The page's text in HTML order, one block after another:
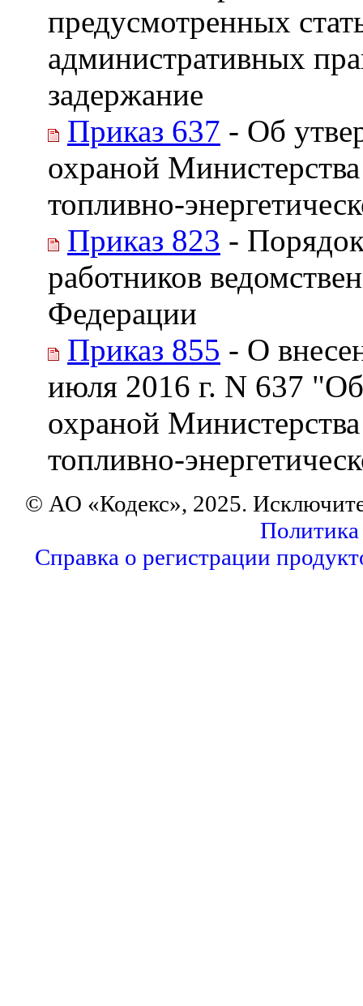
предусмотренных
административных
задержание
Приказ 637 - Об
охраной
топливно-
Приказ 823 -
работников
Федерации
Приказ 855 - О
июля 2016 г. N 637
охраной
топливно-
© АО «Кодекс», 2025.
Справка о регистрации